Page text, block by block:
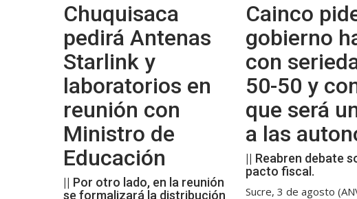
Chuquisaca
pedirá Antenas
Starlink y
laboratorios en
reunión con
Ministro de
Educación
|| Por otro lado, en la reunión
se formalizará la distribución
Cainco
gobierno
con
50-50 y
que será
a las
|| Reabren debate
pacto fiscal.
Sucre, 3 de agosto